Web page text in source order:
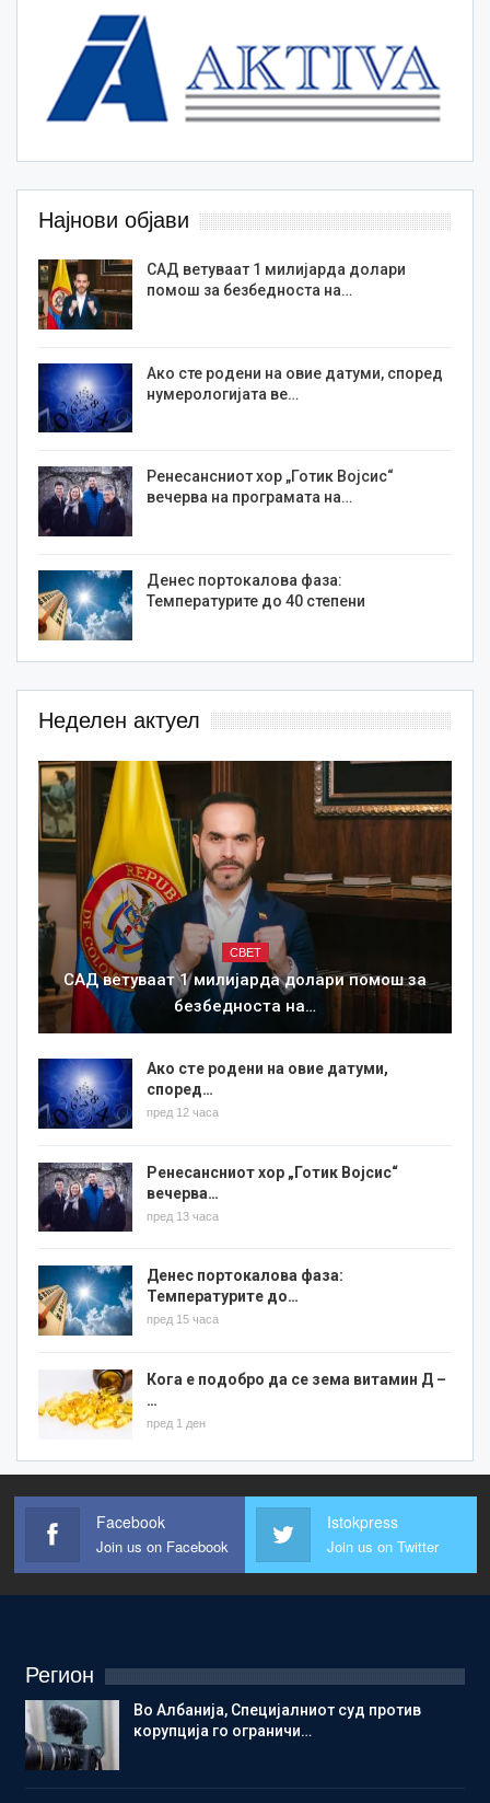
Најнови објави
САД ветуваат 1 милијарда долари
помош за безбедноста на…
Ако сте родени на овие датуми, според
нумерологијата ве…
Ренесансниот хор „Готик Војсис“
вечерва на програмата на…
Денес портокалова фаза:
Температурите до 40 степени
Неделен актуел
СВЕТ
САД ветуваат 1 милијарда долари помош за
безбедноста на…
Ако сте родени на овие датуми,
според…
пред 12 часа
Ренесансниот хор „Готик Војсис“
вечерва…
пред 13 часа
Денес портокалова фаза:
Температурите до…
пред 15 часа
Кога е подобро да се зема витамин Д –
…
пред 1 ден
Facebook
Join us on Facebook
Istokpress
Join us on Twitter
Регион
Во Албанија, Специјалниот суд против
корупција го ограничи…